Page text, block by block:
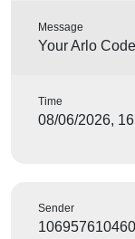
Message
Your Arlo
Time
08/06/2026,
Sender
106957610460